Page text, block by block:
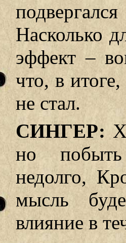
Насколько
эффект –
что, в
не стал.
СИНГЕР:
но
недолго,
мысль
влияние в